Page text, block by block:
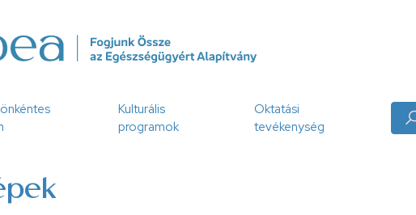
Kulturális
programok
Oktatási
tevékenység